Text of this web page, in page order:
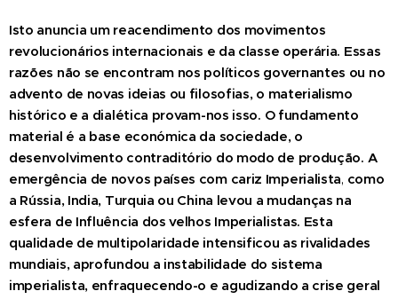
Isto anuncia um reacendimento dos movimentos
revolucionários internacionais e da classe operária. Essas
razões não se encontram nos políticos governantes ou no
advento de novas ideias ou filosofias, o materialismo
histórico e a dialética provam-nos isso. O fundamento
material é a base económica da sociedade, o
desenvolvimento contraditório do modo de produção. A
emergência de novos países com cariz Imperialista, como
a Rússia, India, Turquia ou China levou a mudanças na
esfera de Influência dos velhos Imperialistas. Esta
qualidade de multipolaridade intensificou as rivalidades
mundiais, aprofundou a instabilidade do sistema
imperialista, enfraquecendo-o e agudizando a crise geral